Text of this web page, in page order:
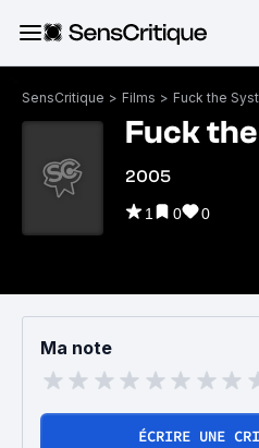
SensCritique > Films > Fuck the
Fuck
2005
1 0 0
Ma note
ÉCRIRE UNE